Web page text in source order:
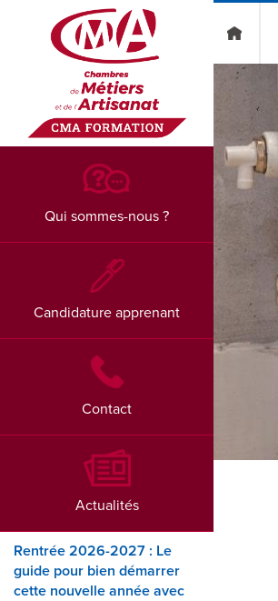
Go to main content
Qui sommes-nous ?
Candidature apprenant
Contact
Actualités
Rentrée 2026-2027 : Le
guide pour bien démarrer
cette nouvelle année avec